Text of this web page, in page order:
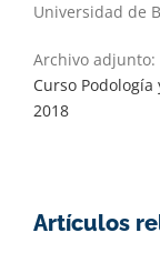
Universidad de
Archivo adjunto:
Curso
2018
Artículos